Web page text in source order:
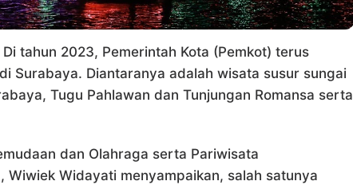
Di tahun 2023, Pemerintah Kota (Pemkot) terus
Surabaya. Diantaranya adalah wisata susur sungai
Tugu Pahlawan dan Tunjungan Romansa serta
dan Olahraga serta Pariwisata
Wiwiek Widayati menyampaikan, salah satunya